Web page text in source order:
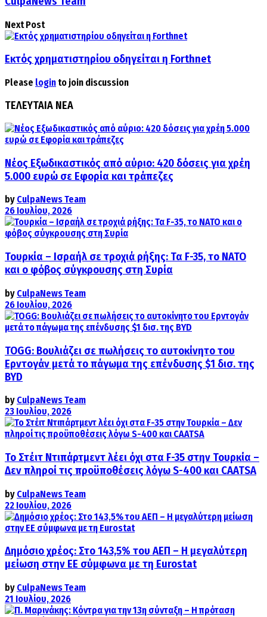
Next Post
Εκτός χρηματιστηρίου οδηγείται η Forthnet
Please login to join discussion
ΤΕΛΕΥΤΑΙΑ ΝΕΑ
Νέος Εξωδικαστικός από αύριο: 420 δόσεις για χρέη
5.000 ευρώ σε Εφορία και τράπεζες
by CulpaNews Team
26 Ιουλίου, 2026
Τουρκία – Ισραήλ σε τροχιά ρήξης: Τα F-35, το ΝΑΤΟ
και ο φόβος σύγκρουσης στη Συρία
by CulpaNews Team
26 Ιουλίου, 2026
TOGG: Βουλιάζει σε πωλήσεις το αυτοκίνητο του
Ερντογάν μετά το πάγωμα της επένδυσης $1 δισ. της
BYD
by CulpaNews Team
23 Ιουλίου, 2026
Το Στέιτ Ντιπάρτμεντ λέει όχι στα F-35 στην Τουρκία –
Δεν πληροί τις προϋποθέσεις λόγω S-400 και CAATSA
by CulpaNews Team
22 Ιουλίου, 2026
Δημόσιο χρέος: Στο 143,5% του ΑΕΠ – Η μεγαλύτερη
μείωση στην ΕΕ σύμφωνα με τη Eurostat
by CulpaNews Team
21 Ιουλίου, 2026